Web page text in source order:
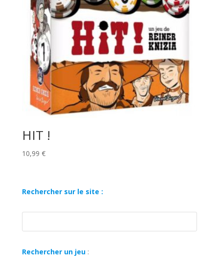
HIT !
10,99 €
Rechercher sur le site :
Rechercher un jeu: